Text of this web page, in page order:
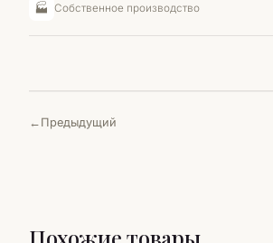
🏭 Собственное производство
Предыдущий